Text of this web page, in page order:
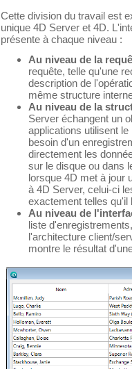
Cette division du travail est
unique 4D Server et 4D.
présente à chaque niveau :
Au niveau de la
requête, telle qu'une
description de
même structure
Au niveau de la
Server échangent un
applications utilisent
besoin d'un
directement les
sur le disque ou dans
lorsque 4D met à jour
à 4D Server, celui-ci
exactement telles qu'il
Au niveau de
liste
l'architecture client/
montre le résultat